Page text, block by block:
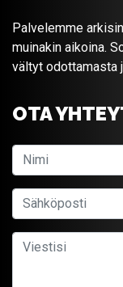
Palvelemme
muinakin aikoina.
vältyt odottamasta
OTA